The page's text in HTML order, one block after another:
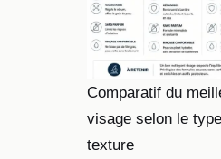
Comparatif du
visage selon le
texture